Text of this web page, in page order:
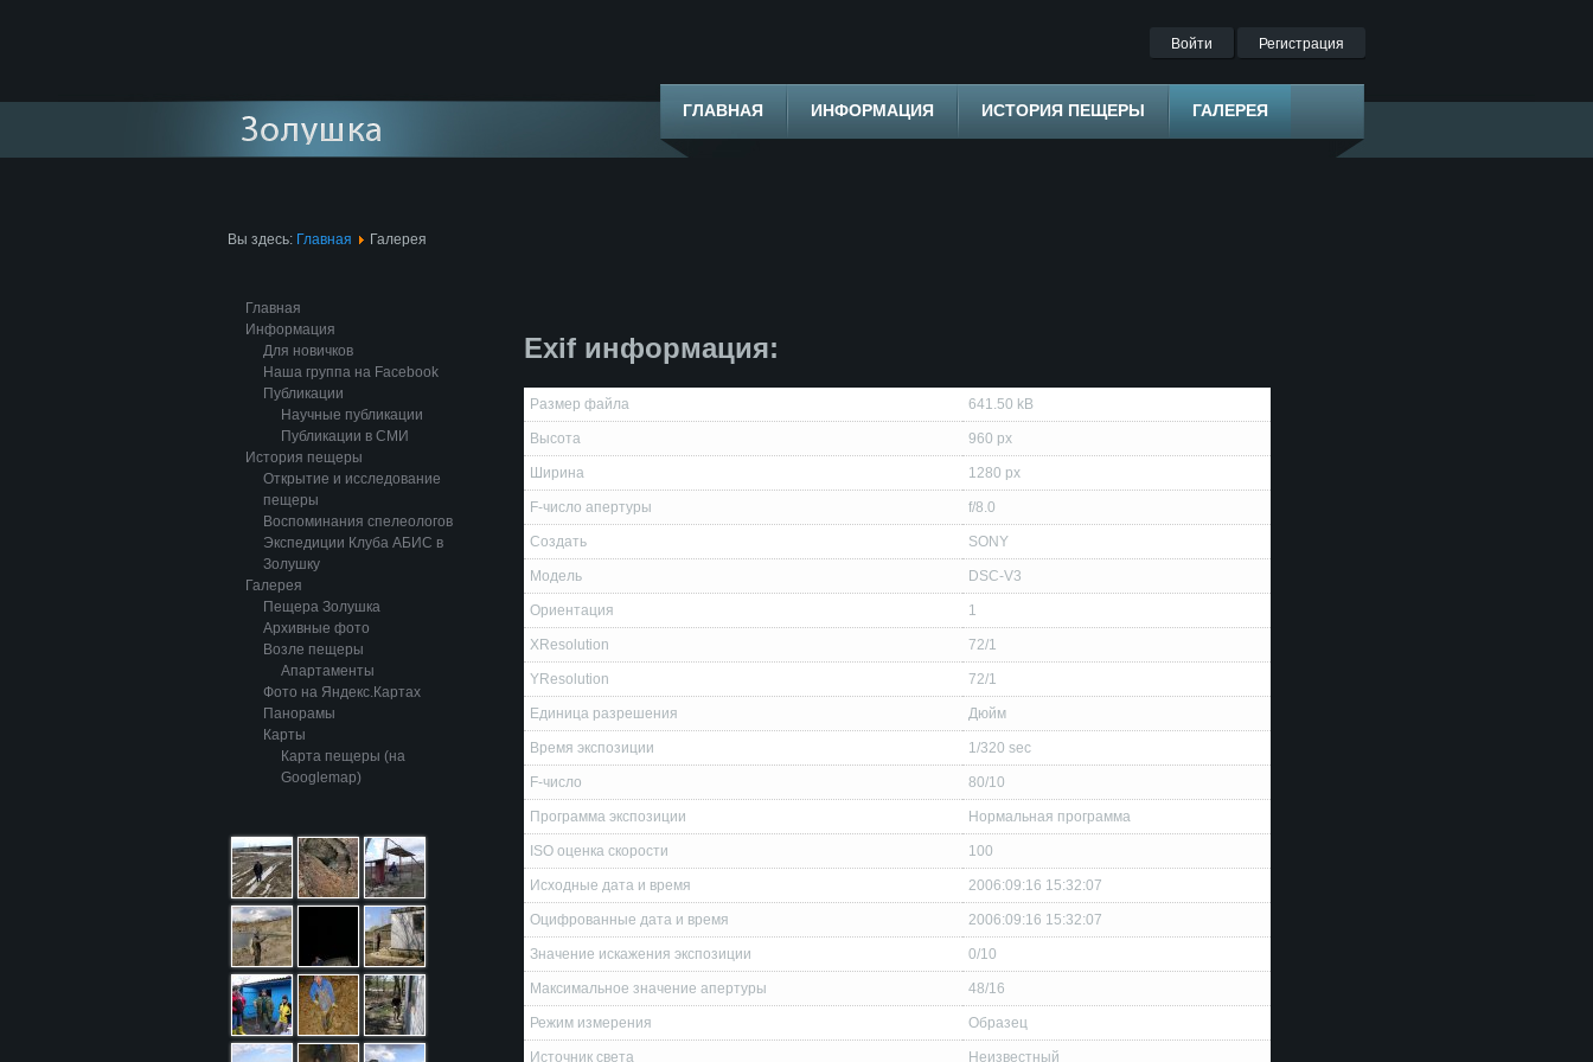
Войти Регистрация
ГЛАВНАЯ ИНФОРМАЦИЯ ИСТОРИЯ ПЕЩЕРЫ ГАЛЕРЕЯ
Вы здесь: Главная Галерея
Главная
Информация
Для новичков
Наша группа на Facebook
Публикации
Научные публикации
Публикации в СМИ
История пещеры
Открытие и исследование
пещеры
Воспоминания спелеологов
Экспедиции Клуба АБИС в
Золушку
Галерея
Пещера Золушка
Архивные фото
Возле пещеры
Апартаменты
Фото на Яндекс.Картах
Панорамы
Карты
Карта пещеры (на
Googlemap)
Exif информация:
Размер файла 641.50 kB
Высота 960 px
Ширина 1280 px
F-число апертуры f/8.0
Создать SONY
Модель DSC-V3
Ориентация 1
XResolution 72/1
YResolution 72/1
Единица разрешения Дюйм
Время экспозиции 1/320 sec
F-число 80/10
Программа экспозиции Нормальная программа
ISO оценка скорости 100
Исходные дата и время 2006:09:16 15:32:07
Оцифрованные дата и время 2006:09:16 15:32:07
Значение искажения экспозиции 0/10
Максимальное значение апертуры 48/16
Режим измерения Образец
Источник света Неизвестный